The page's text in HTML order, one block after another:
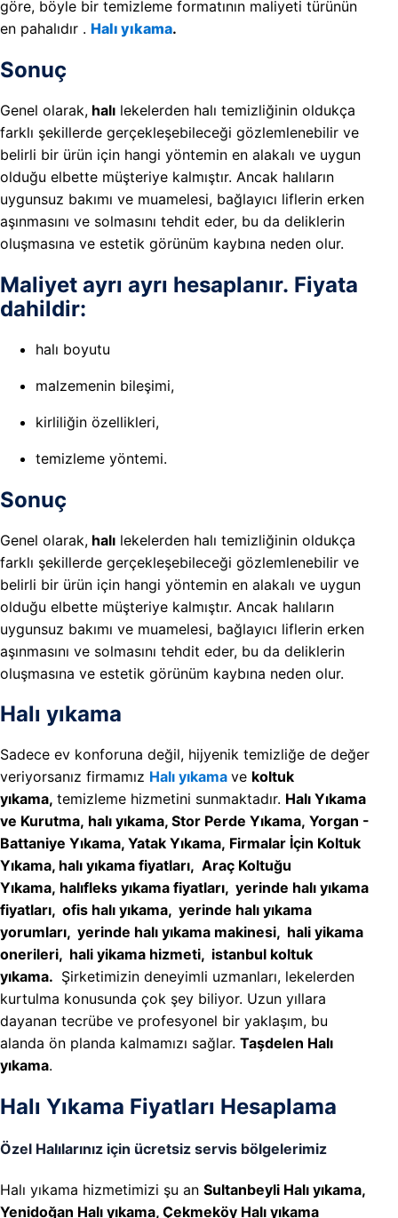
göre, böyle bir temizleme formatının maliyeti türünün
en pahalıdır . Halı yıkama.
Sonuç
Genel olarak, halı lekelerden halı temizliğinin oldukça
farklı şekillerde gerçekleşebileceği gözlemlenebilir ve
belirli bir ürün için hangi yöntemin en alakalı ve uygun
olduğu elbette müşteriye kalmıştır. Ancak halıların
uygunsuz bakımı ve muamelesi, bağlayıcı liflerin erken
aşınmasını ve solmasını tehdit eder, bu da deliklerin
oluşmasına ve estetik görünüm kaybına neden olur.
Maliyet ayrı ayrı hesaplanır. Fiyata
dahildir:
halı boyutu
malzemenin bileşimi,
kirliliğin özellikleri,
temizleme yöntemi.
Sonuç
Genel olarak, halı lekelerden halı temizliğinin oldukça
farklı şekillerde gerçekleşebileceği gözlemlenebilir ve
belirli bir ürün için hangi yöntemin en alakalı ve uygun
olduğu elbette müşteriye kalmıştır. Ancak halıların
uygunsuz bakımı ve muamelesi, bağlayıcı liflerin erken
aşınmasını ve solmasını tehdit eder, bu da deliklerin
oluşmasına ve estetik görünüm kaybına neden olur.
Halı yıkama
Sadece ev konforuna değil, hijyenik temizliğe de değer
veriyorsanız firmamız Halı yıkama ve koltuk
yıkama, temizleme hizmetini sunmaktadır. Halı Yıkama
ve Kurutma, halı yıkama, Stor Perde Yıkama, Yorgan -
Battaniye Yıkama, Yatak Yıkama, Firmalar İçin Koltuk
Yıkama, halı yıkama fiyatları, Araç Koltuğu
Yıkama, halıfleks yıkama fiyatları, yerinde halı yıkama
fiyatları, ofis halı yıkama, yerinde halı yıkama
yorumları, yerinde halı yıkama makinesi, hali yikama
onerileri, hali yikama hizmeti, istanbul koltuk
yıkama. Şirketimizin deneyimli uzmanları, lekelerden
kurtulma konusunda çok şey biliyor. Uzun yıllara
dayanan tecrübe ve profesyonel bir yaklaşım, bu
alanda ön planda kalmamızı sağlar. Taşdelen Halı
yıkama.
Halı Yıkama Fiyatları Hesaplama
Özel Halılarınız için ücretsiz servis bölgelerimiz
Halı yıkama hizmetimizi şu an Sultanbeyli Halı yıkama,
Yenidoğan Halı yıkama, Çekmeköy Halı yıkama